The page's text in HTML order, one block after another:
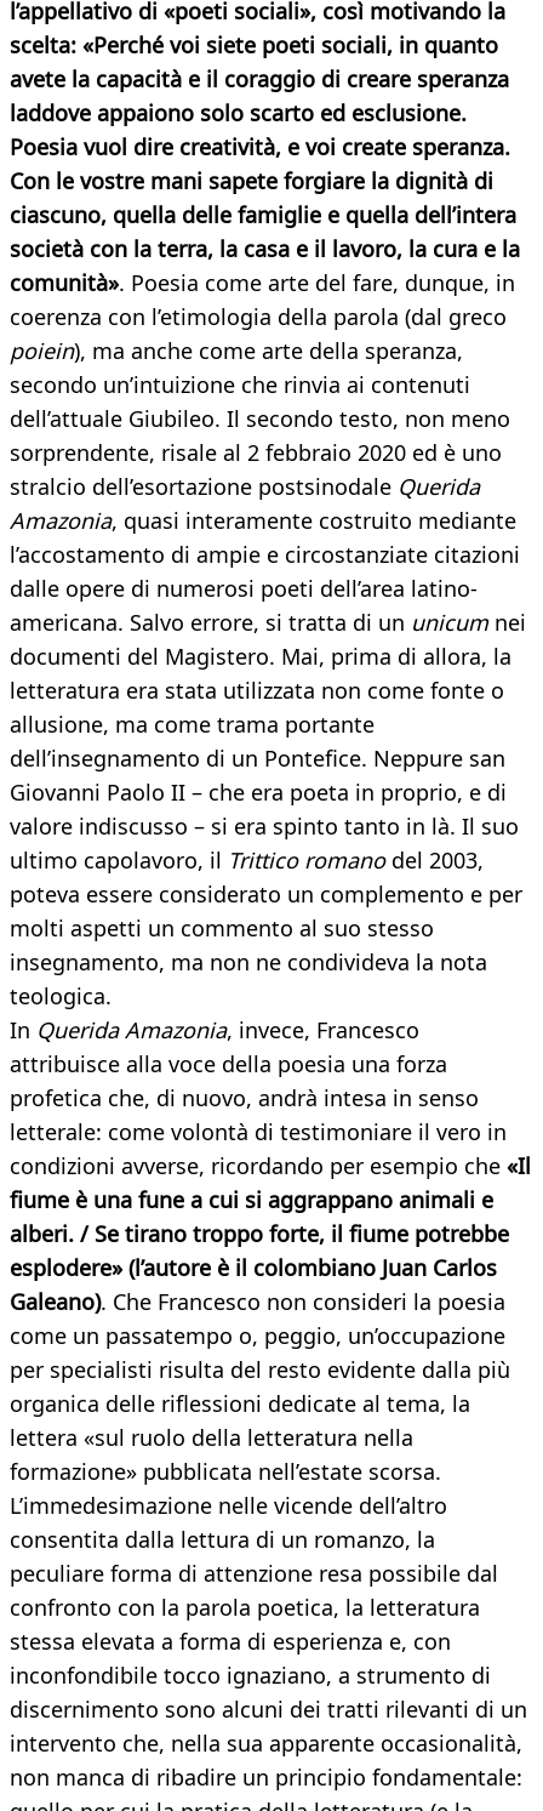
l’appellativo di «poeti sociali», così motivando la
scelta: «Perché voi siete poeti sociali, in quanto
avete la capacità e il coraggio di creare speranza
laddove appaiono solo scarto ed esclusione.
Poesia vuol dire creatività, e voi create speranza.
Con le vostre mani sapete forgiare la dignità di
ciascuno, quella delle famiglie e quella dell’intera
società con la terra, la casa e il lavoro, la cura e la
comunità». Poesia come arte del fare, dunque, in
coerenza con l’etimologia della parola (dal greco
poiein), ma anche come arte della speranza,
secondo un’intuizione che rinvia ai contenuti
dell’attuale Giubileo. Il secondo testo, non meno
sorprendente, risale al 2 febbraio 2020 ed è uno
stralcio dell’esortazione postsinodale Querida
Amazonia, quasi interamente costruito mediante
l’accostamento di ampie e circostanziate citazioni
dalle opere di numerosi poeti dell’area latino-
americana. Salvo errore, si tratta di un unicumnei
documenti del Magistero. Mai, prima di allora, la
letteratura era stata utilizzata non come fonte o
allusione, ma come trama portante
dell’insegnamento di un Pontefice. Neppure san
Giovanni Paolo II – che era poeta in proprio, e di
valore indiscusso – si era spinto tanto in là. Il suo
ultimo capolavoro, il Trittico romanodel 2003,
poteva essere considerato un complemento e per
molti aspetti un commento al suo stesso
insegnamento, ma non ne condivideva la nota
teologica.
In Querida Amazonia, invece, Francesco
attribuisce alla voce della poesia una forza
profetica che, di nuovo, andrà intesa in senso
letterale: come volontà di testimoniare il vero in
condizioni avverse, ricordando per esempio che «Il
fiume è una fune a cui si aggrappano animali e
alberi. / Se tirano troppo forte, il fiume potrebbe
esplodere» (l’autore è il colombiano Juan Carlos
Galeano). Che Francesco non consideri la poesia
come un passatempo o, peggio, un’occupazione
per specialisti risulta del resto evidente dalla più
organica delle riflessioni dedicate al tema, la
lettera «sul ruolo della letteratura nella
formazione» pubblicata nell’estate scorsa.
L’immedesimazione nelle vicende dell’altro
consentita dalla lettura di un romanzo, la
peculiare forma di attenzione resa possibile dal
confronto con la parola poetica, la letteratura
stessa elevata a forma di esperienza e, con
inconfondibile tocco ignaziano, a strumento di
discernimento sono alcuni dei tratti rilevanti di un
intervento che, nella sua apparente occasionalità,
non manca di ribadire un principio fondamentale: